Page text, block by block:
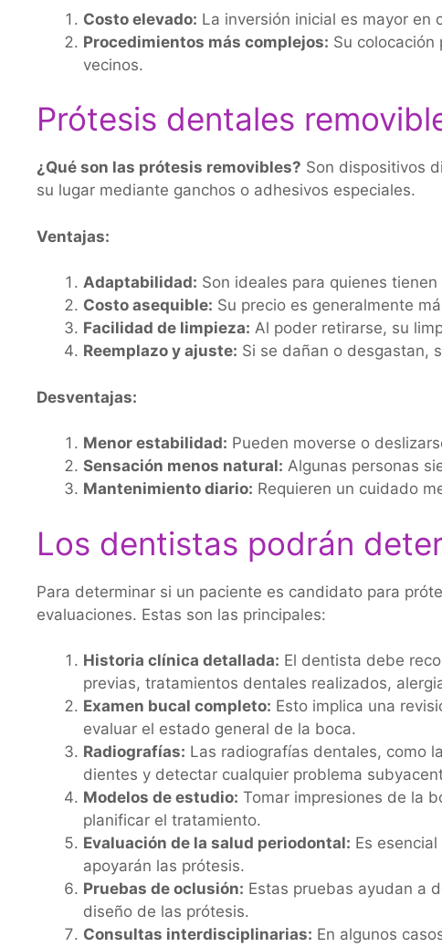
Costo elevado: La inversión inicial es mayor en
Procedimientos más complejos: Su
vecinos.
Prótesis dentales
¿Qué son las prótesis removibles? Son dispositivos
su lugar mediante ganchos o adhesivos especiales.
Ventajas:
Adaptabilidad: Son ideales para quienes
Costo asequible: Su precio es generalmente
Facilidad de limpieza: Al poder retirarse, su
Reemplazo y ajuste: Si se dañan o desgastan,
Desventajas:
Menor estabilidad: Pueden moverse o
Sensación menos natural: Algunas personas
Mantenimiento diario: Requieren un cuidado
Los dentistas podrán
Para determinar si un paciente es candidato para
evaluaciones. Estas son las principales:
Historia clínica detallada: El dentista debe
previas, tratamientos dentales realizados,
Examen bucal completo: Esto implica una
evaluar el estado general de la boca.
Radiografías: Las radiografías dentales, como
dientes y detectar cualquier problema
Modelos de estudio: Tomar impresiones de la
planificar el tratamiento.
Evaluación de la salud periodontal: Es
apoyarán las prótesis.
Pruebas de oclusión: Estas pruebas ayudan a
diseño de las prótesis.
Consultas interdisciplinarias: En algunos